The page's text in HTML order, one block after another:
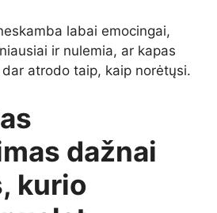
labai emocingai,
ir nulemia, ar kapas
atrodo taip, kaip norėtųsi.
dažnai
kurio